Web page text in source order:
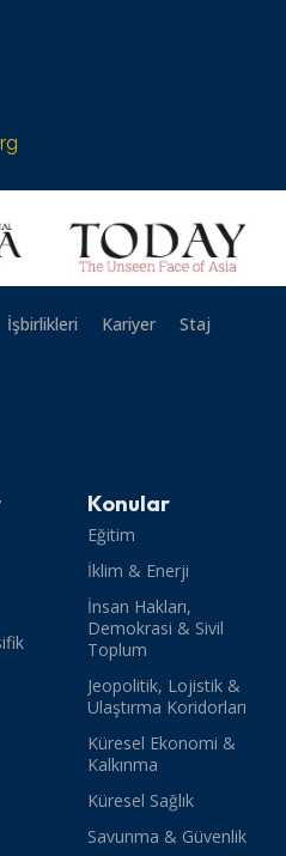
İşbirlikleri Kariyer
Staj
Konular
Eğitim
İklim & Enerji
İnsan Hakları,
Demokrasi & Sivil
Toplum
Jeopolitik, Lojistik &
Ulaştırma Koridorları
Küresel Ekonomi &
Kalkınma
Küresel Sağlık
Savunma & Güvenlik